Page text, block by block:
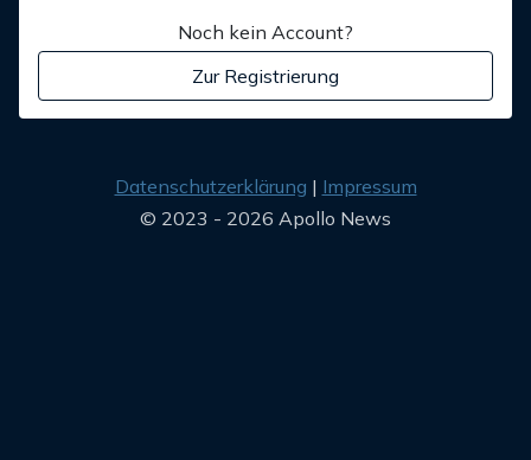
Noch kein Account?
Zur Registrierung
Datenschutzerklärung
Impressum
© 2023 - 2026 Apollo News